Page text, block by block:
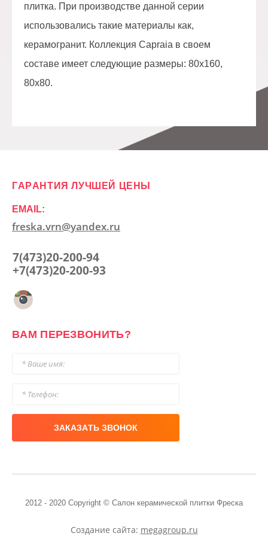
плитка. При производстве данной серии
использовались такие материалы как,
керамогранит. Коллекция Capraia в своем
составе имеет следующие размеры: 80x160,
80x80.
ГАРАНТИЯ ЛУЧШЕЙ ЦЕНЫ
EMAIL:
freska.vrn@yandex.ru
7(473)20-200-94
+7(473)20-200-93
ВАМ ПЕРЕЗВОНИТЬ?
ЗАКАЗАТЬ ЗВОНОК
2012 - 2020 Copyright © Салон керамической плитки Фреска
Создание сайта: megagroup.ru